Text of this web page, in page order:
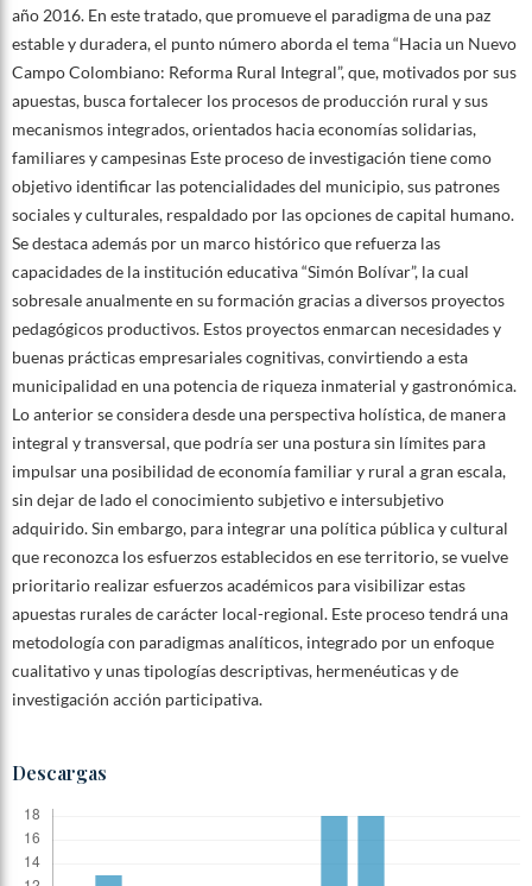
año 2016. En este tratado, que promueve el paradigma de una paz
estable y duradera, el punto número aborda el tema “Hacia un Nuevo
Campo Colombiano: Reforma Rural Integral”, que, motivados por sus
apuestas, busca fortalecer los procesos de producción rural y sus
mecanismos integrados, orientados hacia economías solidarias,
familiares y campesinas Este proceso de investigación tiene como
objetivo identificar las potencialidades del municipio, sus patrones
sociales y culturales, respaldado por las opciones de capital humano.
Se destaca además por un marco histórico que refuerza las
capacidades de la institución educativa “Simón Bolívar”, la cual
sobresale anualmente en su formación gracias a diversos proyectos
pedagógicos productivos. Estos proyectos enmarcan necesidades y
buenas prácticas empresariales cognitivas, convirtiendo a esta
municipalidad en una potencia de riqueza inmaterial y gastronómica.
Lo anterior se considera desde una perspectiva holística, de manera
integral y transversal, que podría ser una postura sin límites para
impulsar una posibilidad de economía familiar y rural a gran escala,
sin dejar de lado el conocimiento subjetivo e intersubjetivo
adquirido. Sin embargo, para integrar una política pública y cultural
que reconozca los esfuerzos establecidos en ese territorio, se vuelve
prioritario realizar esfuerzos académicos para visibilizar estas
apuestas rurales de carácter local-regional. Este proceso tendrá una
metodología con paradigmas analíticos, integrado por un enfoque
cualitativo y unas tipologías descriptivas, hermenéuticas y de
investigación acción participativa.
Descargas